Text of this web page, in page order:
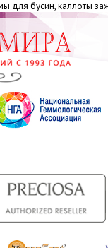
для бусин, каллоты